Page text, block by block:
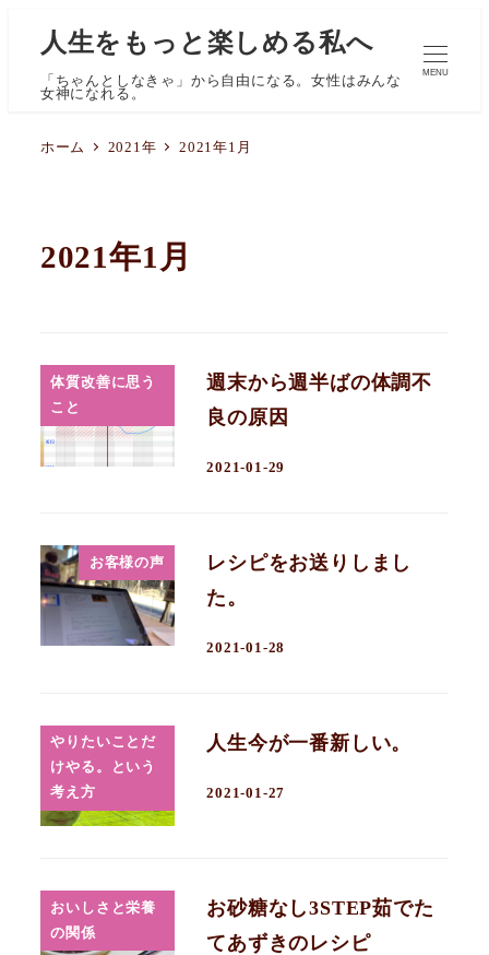
人生をもっと楽しめる私へ
「ちゃんとしなきゃ」から自由になる。女性はみんな
女神になれる。
MENU
ホーム 2021年 2021年1月
2021年1月
体質改善に思う
こと
週末から週半ばの体調不
良の原因
2021-01-29
お客様の声
レシピをお送りしまし
た。
2021-01-28
やりたいことだ
けやる。という
考え方
人生今が一番新しい。
2021-01-27
おいしさと栄養
の関係
お砂糖なし3STEP茹でた
てあずきのレシピ